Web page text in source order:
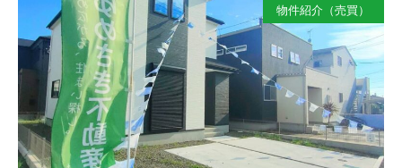
物件紹介（売買）